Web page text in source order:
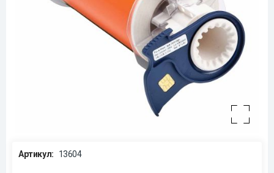
Артикул: 13604